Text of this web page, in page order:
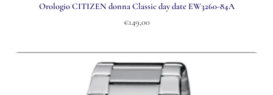
Orologio CITIZEN donna Classic day date EW3260-84A
€149,00